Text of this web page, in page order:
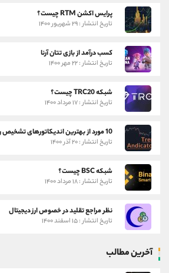
پرایس اکشن RTM چیست؟
تاریخ انتشار : ۲۹ شهریور ۱۴۰۰
کسب درآمد از بازی تتان آرنا
تاریخ انتشار : ۲۲ مهر ۱۴۰۰
شبکه TRC20 چیست؟
تاریخ انتشار : ۱۷ مرداد ۱۴۰۰
10 مورد از بهترین اندیکاتورهای تشخیص روند
تاریخ انتشار : ۲۰ آذر ۱۴۰۰
شبکه BSC چیست؟
تاریخ انتشار : ۱۸ مرداد ۱۴۰۰
نظر مراجع تقلید در خصوص ارز دیجیتال
تاریخ انتشار : ۱۵ اسفند ۱۴۰۰
آخرین مطالب